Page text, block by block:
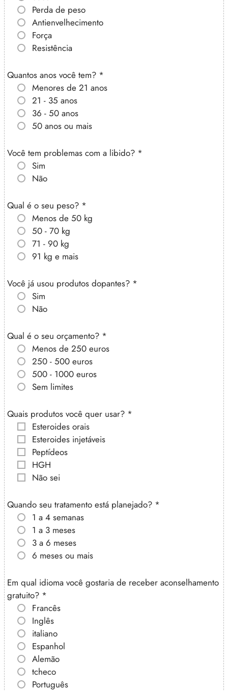
Perda de peso
Antienvelhecimento
Força
Resistência
Quantos anos você tem? *
Menores de 21 anos
21 - 35 anos
36 - 50 anos
50 anos ou mais
Você tem problemas com a libido? *
Sim
Não
Qual é o seu peso? *
Menos de 50 kg
50 - 70 kg
71 - 90 kg
91 kg e mais
Você já usou produtos dopantes? *
Sim
Não
Qual é o seu orçamento? *
Menos de 250 euros
250 - 500 euros
500 - 1000 euros
Sem limites
Quais produtos você quer usar? *
Esteroides orais
Esteroides injetáveis
Peptídeos
HGH
Não sei
Quando seu tratamento está planejado? *
1 a 4 semanas
1 a 3 meses
3 a 6 meses
6 meses ou mais
Em qual idioma você gostaria de receber aconselhamento
gratuito? *
Francês
Inglês
italiano
Espanhol
Alemão
tcheco
Português